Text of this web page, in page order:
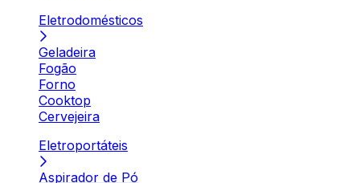
Eletrodomésticos
Geladeira
Fogão
Forno
Cooktop
Cervejeira
Eletroportáteis
Aspirador de Pó